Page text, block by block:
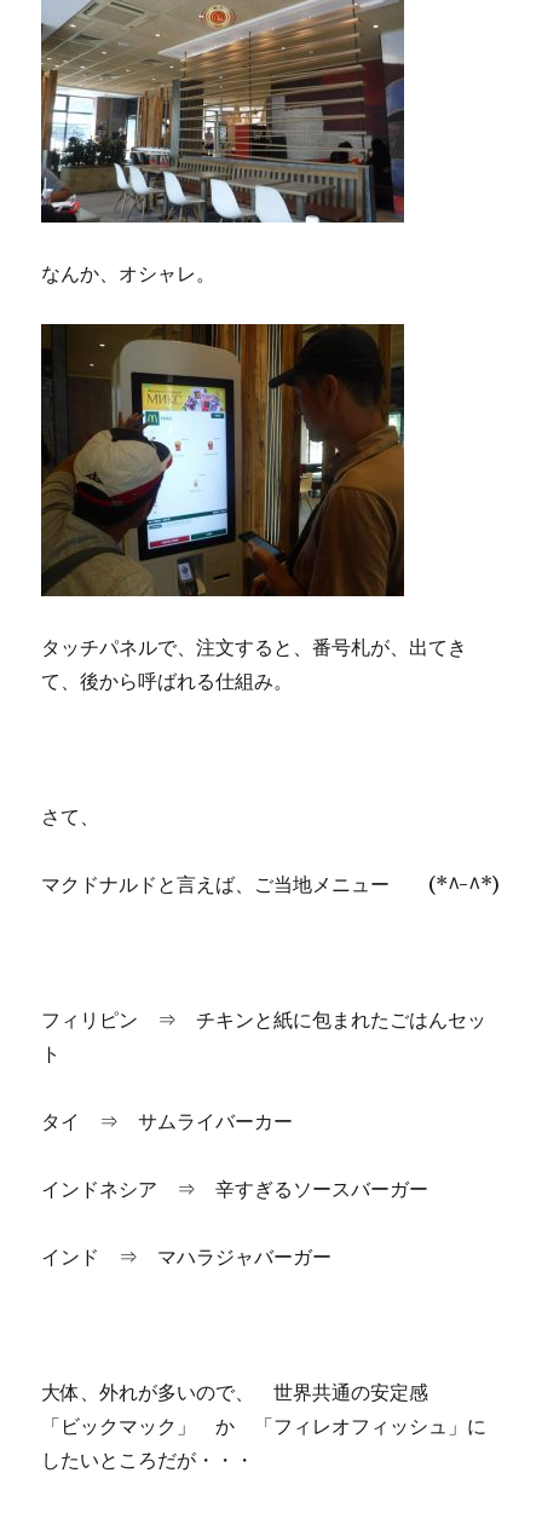
なんか、オシャレ。
タッチパネルで、注文すると、番号札が、出てき
て、後から呼ばれる仕組み。
さて、
マクドナルドと言えば、ご当地メニュー (*^-^*)
フィリピン ⇒ チキンと紙に包まれたごはんセッ
ト
タイ ⇒ サムライバーカー
インドネシア ⇒ 辛すぎるソースバーガー
インド ⇒ マハラジャバーガー
大体、外れが多いので、 世界共通の安定感
「ビックマック」 か 「フィレオフィッシュ」に
したいところだが・・・